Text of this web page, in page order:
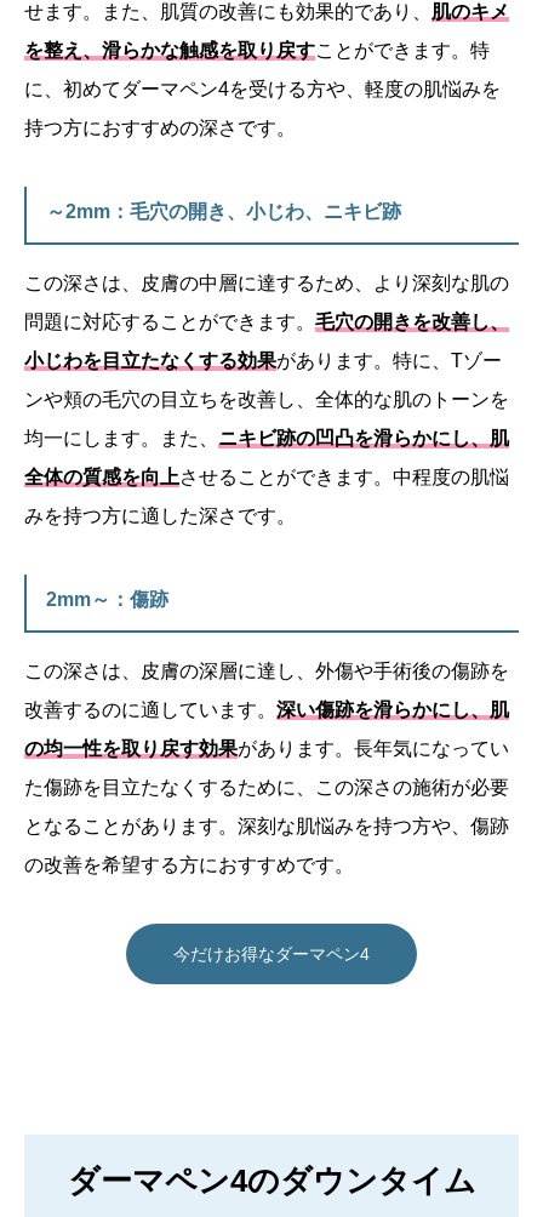
せます。また、肌質の改善にも効果的であり、 肌のキメ
を整え、滑らかな触感を取り戻すことができます。特
に、初めてダーマペン4を受ける方や、軽度の肌悩みを
持つ方におすすめの深さです。
～2mm：毛穴の開き、小じわ、ニキビ跡
この深さは、皮膚の中層に達するため、より深刻な肌の
問題に対応することができます。 毛穴の開きを改善し、
小じわを目立たなくする効果があります。特に、Tゾー
ンや頬の毛穴の目立ちを改善し、全体的な肌のトーンを
均一にします。また、 ニキビ跡の凹凸を滑らかにし、肌
全体の質感を向上させることができます。中程度の肌悩
みを持つ方に適した深さです。
2mm～：傷跡
この深さは、皮膚の深層に達し、外傷や手術後の傷跡を
改善するのに適しています。 深い傷跡を滑らかにし、肌
の均一性を取り戻す効果があります。長年気になってい
た傷跡を目立たなくするために、この深さの施術が必要
となることがあります。深刻な肌悩みを持つ方や、傷跡
の改善を希望する方におすすめです。
今だけお得なダーマペン4
ダーマペン4のダウンタイム